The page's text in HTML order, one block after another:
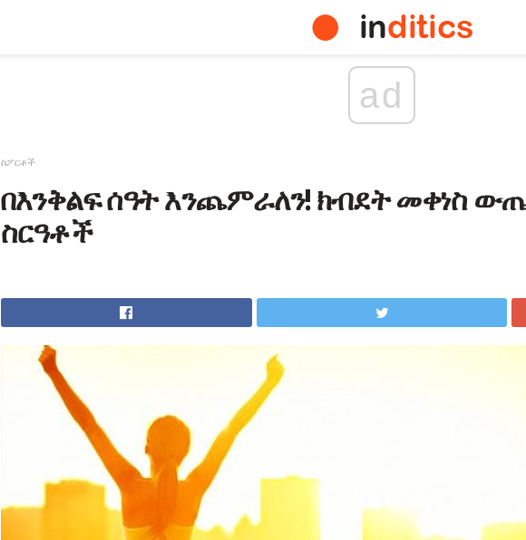
ad
ስፖርቶች
በእንቅልፍ ሰዓት እንጨምራለን! ክብደት መቀነስ
ስርዓቶች